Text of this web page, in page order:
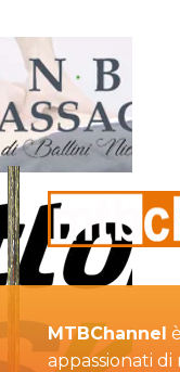
MTBChannel
appassionati